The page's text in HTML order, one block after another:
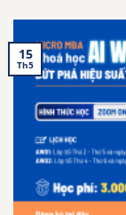
15
Th5